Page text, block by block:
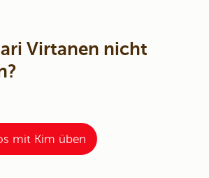
Virtanen nicht
mit Kim üben